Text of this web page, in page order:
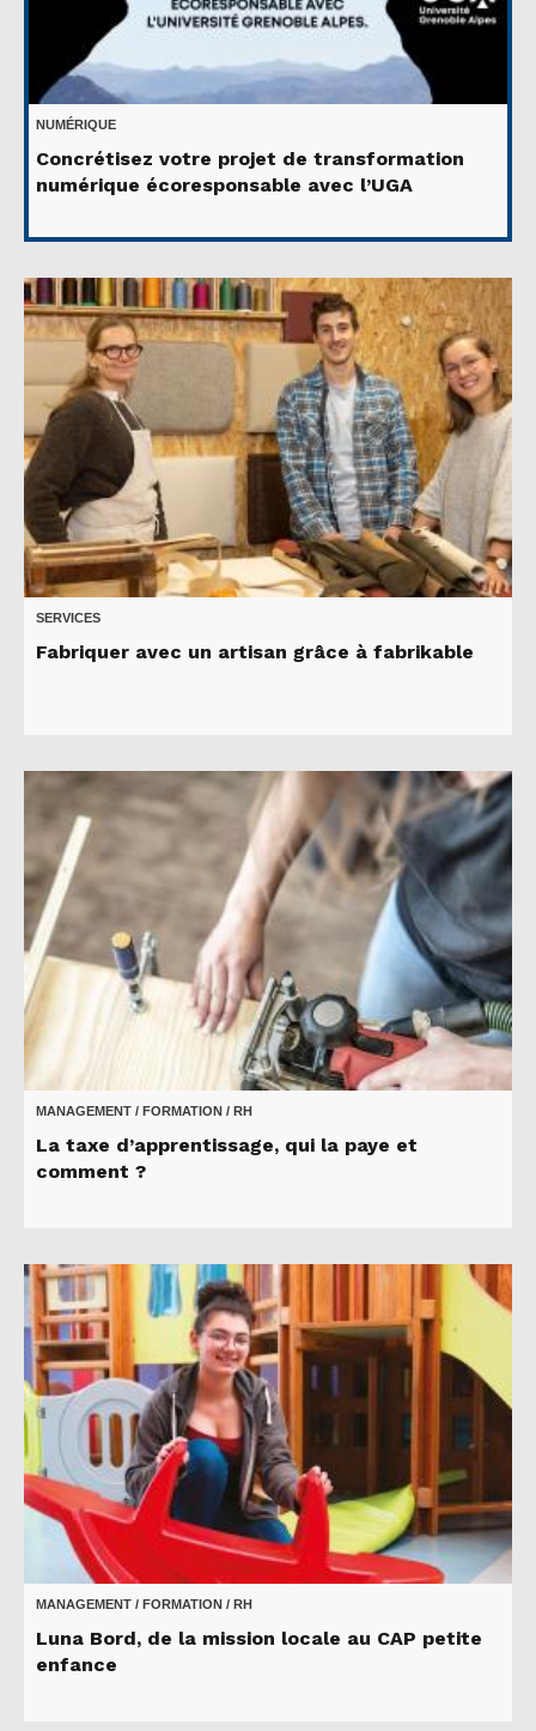
NUMÉRIQUE
Concrétisez votre projet de transformation
numérique écoresponsable avec l’UGA
SERVICES
Fabriquer avec un artisan grâce à fabrikable
MANAGEMENT / FORMATION / RH
La taxe d’apprentissage, qui la paye et
comment ?
MANAGEMENT / FORMATION / RH
Luna Bord, de la mission locale au CAP petite
enfance